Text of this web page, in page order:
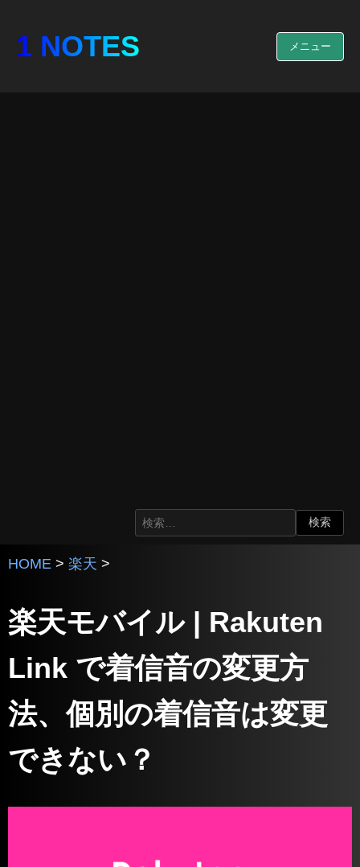
1 NOTES メニュー
HOME > 楽天 >
楽天モバイル | Rakuten
Link で着信音の変更方
法、個別の着信音は変更
できない？